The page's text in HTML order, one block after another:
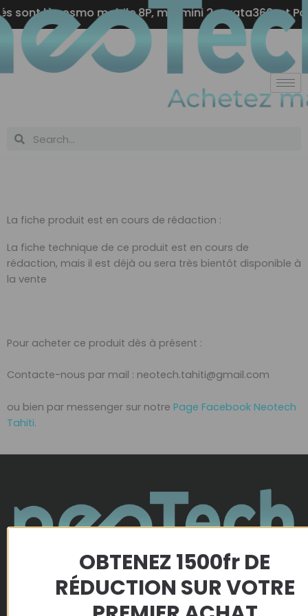
sont là : osmo mobile 8P, mic mini 2, Avata360, et
Aller
au
contenu
Rechercher
Rechercher
La fiche produit est en cours de rédaction :
La fiche technique de ce produit est en cours de
rédaction, mais il est déjà ou sera très bientôt disponible à
la vente
Pour acheter ce produit dès à présent :
Contacte-nous par mail : neotech.tahiti@gmail.com
ou bien par messenger sur notre Page Facebook Neotech
Tahiti.
Entreprise Polynésienne, située à Tahiti.
OBTENEZ 1500fr DE
RÉDUCTION SUR VOTRE